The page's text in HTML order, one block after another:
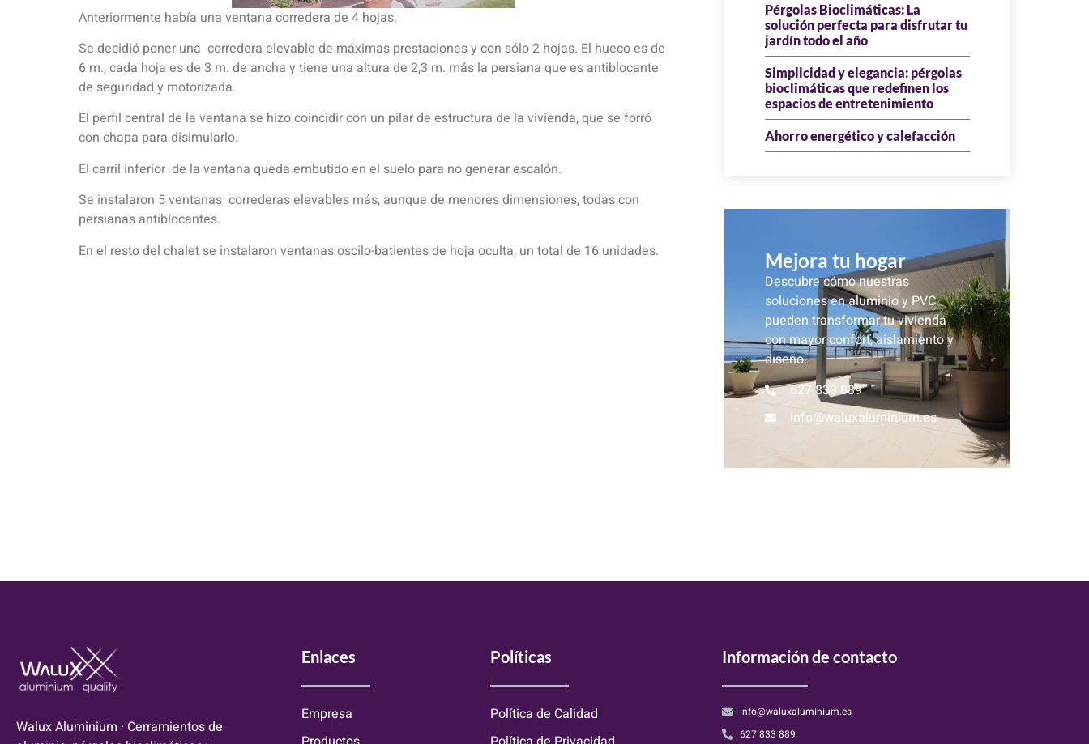
Anteriormente había una ventana corredera de 4 hojas.
Se decidió poner una corredera elevable de máximas prestaciones y con sólo 2 hojas. El hueco es de
6 m., cada hoja es de 3 m. de ancha y tiene una altura de 2,3 m. más la persiana que es antiblocante
de seguridad y motorizada.
El perfil central de la ventana se hizo coincidir con un pilar de estructura de la vivienda, que se forró
con chapa para disimularlo.
El carril inferior de la ventana queda embutido en el suelo para no generar escalón.
Se instalaron 5 ventanas correderas elevables más, aunque de menores dimensiones, todas con
persianas antiblocantes.
En el resto del chalet se instalaron ventanas oscilo-batientes de hoja oculta, un total de 16 unidades.
Pérgolas Bioclimáticas: La
solución perfecta para disfrutar tu
jardín todo el año
Simplicidad y elegancia: pérgolas
bioclimáticas que redefinen los
espacios de entretenimiento
Ahorro energético y calefacción
Mejora tu hogar
Descubre cómo nuestras
soluciones en aluminio y PVC
pueden transformar tu vivienda
con mayor confort, aislamiento y
diseño.
627 833 889
info@waluxaluminium.es
Walux Aluminium · Cerramientos de
Enlaces
Empresa
Políticas
Política de Calidad
Información de contacto
info@waluxaluminium.es
627 833 889